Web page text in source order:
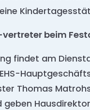
beim
findet am
Thomas